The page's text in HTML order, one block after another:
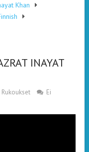
Khan
INAYAT
Ei